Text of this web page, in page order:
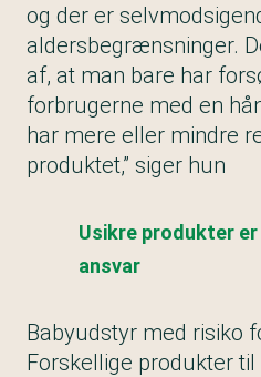
og der er
aldersbegrænsninger.
af, at man bare har
forbrugerne med en
har mere eller mindre
produktet,” siger hun
Usikre produkter
ansvar
Babyudstyr med risiko
Forskellige produkter